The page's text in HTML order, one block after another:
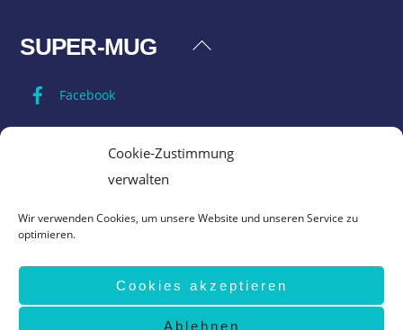
Cookie-Zustimmung
verwalten
Wir verwenden Cookies, um unsere Website und unseren Service zu
optimieren.
Cookies akzeptieren
Ablehnen
Back
SUPER-MUG
Facebook
Vertrag widerrufen